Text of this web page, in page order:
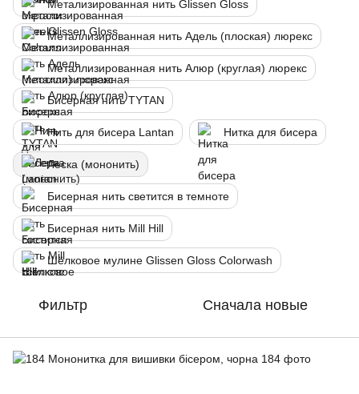
Метализированная нить Glissen Gloss
Металлизированная нить Адель (плоская) люрекс
Металлизированная нить Алюр (круглая) люрекс
Бисерная нить TYTAN
Нить для бисера Lantan Нитка для бисера
Леска (мононить)
Бисерная нить светится в темноте
Бисерная нить Mill Hill
Шёлковое мулине Glissen Gloss Colorwash
Фильтр Сначала новые